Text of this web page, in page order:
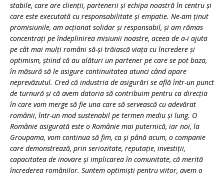
stabile, care are clienții, partenerii și echipa noastră în centru și
care este executată cu responsabilitate și empatie. Ne-am ținut
promisiunile, am acționat solidar și responsabil, și am rămas
concentrați pe îndeplinirea misiunii noastre, aceea de a-i ajuta
pe cât mai mulți români să-și trăiască viața cu încredere și
optimism, știind că au alături un partener pe care se pot baza,
în măsură să le asigure continuitatea atunci când apare
neprevăzutul. Cred că industria de asigurări se află într-un punct
de turnură și că avem datoria să contribuim pentru ca direcția
în care vom merge să fie una care să servească cu adevărat
românii, într-un mod sustenabil pe termen mediu și lung. O
Românie asigurată este o Românie mai puternică, iar noi, la
Groupama, vom continua să fim, ca și până acum, o companie
care demonstrează, prin seriozitate, reputație, investiții,
capacitatea de inovare și implicarea în comunitate, că merită
încrederea românilor. Suntem optimiști pentru viitor, avem o